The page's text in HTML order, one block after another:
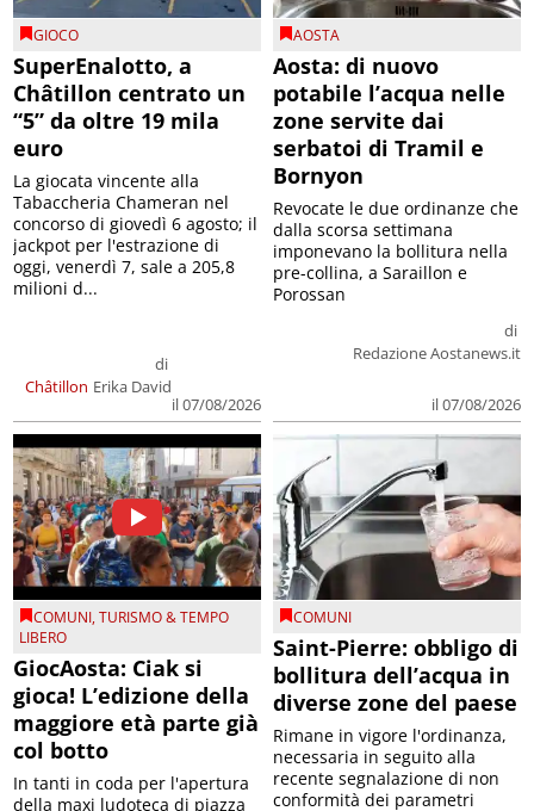
GIOCO
SuperEnalotto, a
Châtillon centrato un
“5” da oltre 19 mila
euro
Châtillon
di
Erika David
il 07/08/2026
La giocata vincente alla
Tabaccheria Chameran nel
concorso di giovedì 6 agosto; il
jackpot per l'estrazione di
oggi, venerdì 7, sale a 205,8
milioni d...
AOSTA
Aosta: di nuovo
potabile l’acqua nelle
zone servite dai
serbatoi di Tramil e
Bornyon
di
Redazione Aostanews.it
il 07/08/2026
Revocate le due ordinanze che
dalla scorsa settimana
imponevano la bollitura nella
pre-collina, a Saraillon e
Porossan
COMUNI,TURISMO & TEMPO
LIBERO
GiocAosta: Ciak si
gioca! L’edizione della
maggiore età parte già
col botto
In tanti in coda per l'apertura
della maxi ludoteca di piazza
COMUNI
Saint-Pierre: obbligo di
bollitura dell’acqua in
diverse zone del paese
Rimane in vigore l'ordinanza,
necessaria in seguito alla
recente segnalazione di non
conformità dei parametri